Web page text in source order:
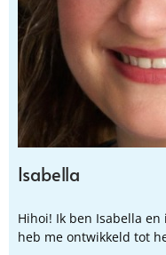
Isabella
Hihoi! Ik ben Isabella
heb me ontwikkeld tot